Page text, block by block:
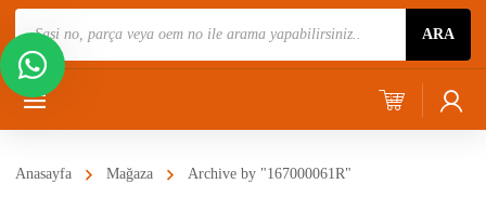
Ara
ARA
Anasayfa Mağaza Archive by "167000061R"